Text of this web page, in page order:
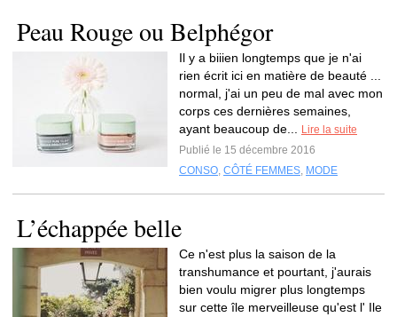
Peau Rouge ou Belphégor
Il y a biiien longtemps que je n'ai
rien écrit ici en matière de beauté ...
normal, j'ai un peu de mal avec mon
corps ces dernières semaines,
ayant beaucoup de...
Lire la suite
Publié le 15 décembre 2016
CONSO, CÔTÉ FEMMES, MODE
L’échappée belle
Ce n'est plus la saison de la
transhumance et pourtant, j'aurais
bien voulu migrer plus longtemps
sur cette île merveilleuse qu'est l' Ile